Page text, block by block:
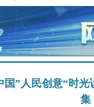
”人民创意“时
集